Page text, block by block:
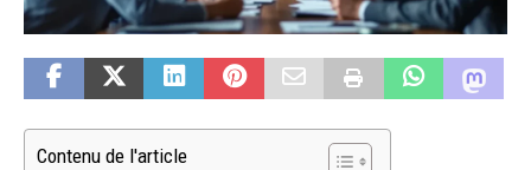
Contenu de l'article